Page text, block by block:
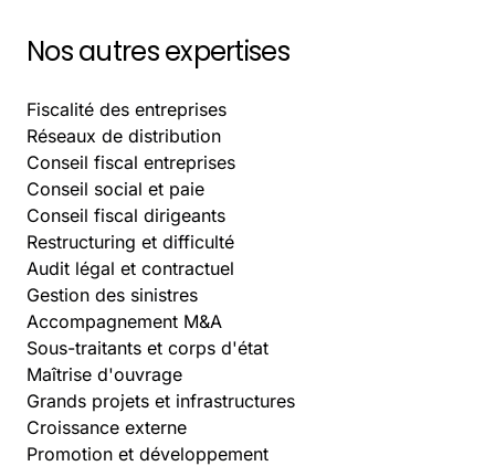
Nos autres expertises
Fiscalité des entreprises
Réseaux de distribution
Conseil fiscal entreprises
Conseil social et paie
Conseil fiscal dirigeants
Restructuring et difficulté
Audit légal et contractuel
Gestion des sinistres
Accompagnement M&A
Sous-traitants et corps d'état
Maîtrise d'ouvrage
Grands projets et infrastructures
Croissance externe
Promotion et développement